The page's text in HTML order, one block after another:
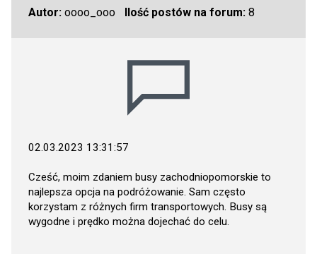
Autor: oooo_ooo Ilość postów na forum:8
02.03.2023 13:31:57
Cześć, moim zdaniem busy zachodniopomorskie to
najlepsza opcja na podróżowanie. Sam często
korzystam z różnych firm transportowych. Busy są
wygodne i prędko można dojechać do celu.